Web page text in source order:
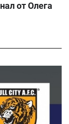
от Олега